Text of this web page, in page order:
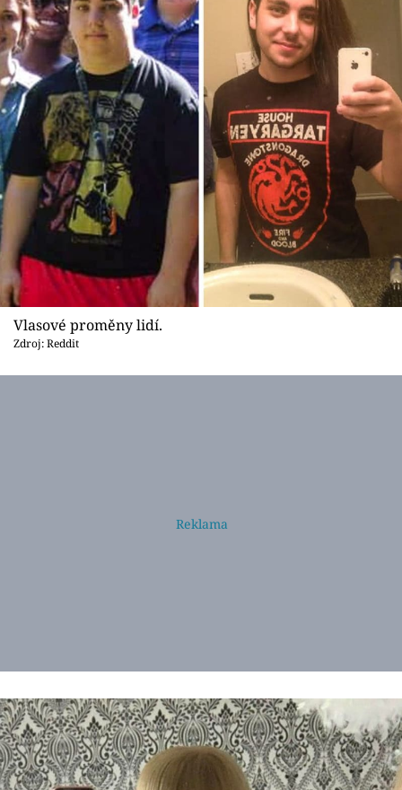
Vlasové proměny lidí.
Zdroj: Reddit